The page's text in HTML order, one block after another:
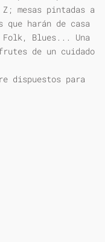
mesas pintadas a
que harán de casa
Blues... Una
de un cuidado
dispuestos para